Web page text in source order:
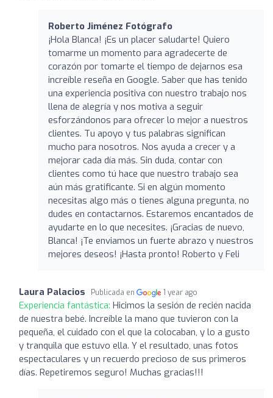
Roberto Jiménez Fotógrafo
¡Hola Blanca! ¡Es un placer saludarte! Quiero
tomarme un momento para agradecerte de
corazón por tomarte el tiempo de dejarnos esa
increíble reseña en Google. Saber que has tenido
una experiencia positiva con nuestro trabajo nos
llena de alegría y nos motiva a seguir
esforzándonos para ofrecer lo mejor a nuestros
clientes. Tu apoyo y tus palabras significan
mucho para nosotros. Nos ayuda a crecer y a
mejorar cada día más. Sin duda, contar con
clientes como tú hace que nuestro trabajo sea
aún más gratificante. Si en algún momento
necesitas algo más o tienes alguna pregunta, no
dudes en contactarnos. Estaremos encantados de
ayudarte en lo que necesites. ¡Gracias de nuevo,
Blanca! ¡Te enviamos un fuerte abrazo y nuestros
mejores deseos! ¡Hasta pronto! Roberto y Feli
Laura Palacios Publicada en 1 year ago
Experiencia fantástica: Hicimos la sesión de recién nacida
de nuestra bebé. Increíble la mano que tuvieron con la
pequeña, el cuidado con el que la colocaban, y lo a gusto
y tranquila que estuvo ella. Y el resultado, unas fotos
espectaculares y un recuerdo precioso de sus primeros
días. Repetiremos seguro! Muchas gracias!!!